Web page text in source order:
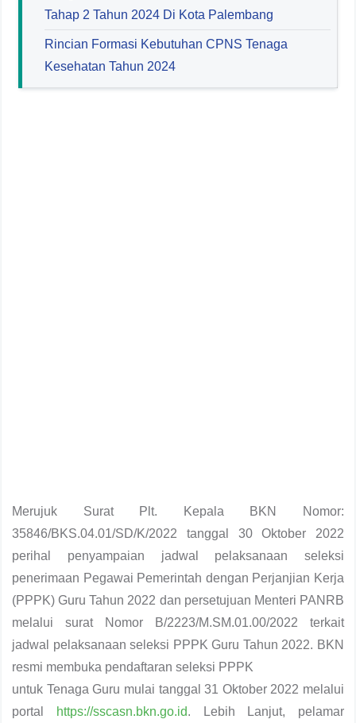
Tahap 2 Tahun 2024 Di Kota Palembang
Rincian Formasi Kebutuhan CPNS Tenaga
Kesehatan Tahun 2024
Merujuk Surat Plt. Kepala BKN Nomor:
35846/BKS.04.01/SD/K/2022 tanggal 30 Oktober 2022
perihal penyampaian jadwal pelaksanaan seleksi
penerimaan Pegawai Pemerintah dengan Perjanjian Kerja
(PPPK) Guru Tahun 2022 dan persetujuan Menteri PANRB
melalui surat Nomor B/2223/M.SM.01.00/2022 terkait
jadwal pelaksanaan seleksi PPPK Guru Tahun 2022. BKN
resmi membuka pendaftaran seleksi PPPK
untuk Tenaga Guru mulai tanggal 31 Oktober 2022 melalui
portal
https://sscasn.bkn.go.id. Lebih Lanjut, pelamar